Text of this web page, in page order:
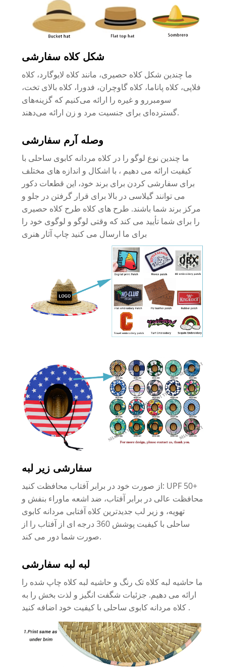
شکل کلاه سفارشی
ما چندین شکل کلاه حصیری، مانند کلاه لایوگارد، کلاه
فلاپی، کلاه پاناما، کلاه گاوچران، فدورا، کلاه بالای تخت،
سومبررو و غیره را ارائه می‌کنیم که گزینه‌های
گسترده‌ای برای جنسیت مرد و زن ارائه می‌دهند.
وصله آرم سفارشی
ما چندین نوع لوگو را در کلاه مردانه کابوی ساحلی با
کیفیت ارائه می دهیم ، با اشکال و اندازه های مختلف
برای سفارشی کردن برای برند خود، این قطعات دکور
می توانند گیلاسی در بالا برای قرار گرفتن در جلو و
مرکز برند شما باشند. طرح های کلاه طرح کلاه حصیری
را برای شما تأیید می کند که وقتی لوگو و لوگوی خود را
برای ما ارسال می کنید چاپ آثار هنری
سفارشی زیر لبه
از صورت خود در برابر آفتاب محافظت کنید: UPF 50+
محافظت عالی در برابر آفتاب، ضد اشعه ماوراء بنفش و
تهویه، و زیر لب جدیدترین کلاه آفتابی مردانه کابوی
ساحلی با کیفیت پوشش 360 درجه ای از آفتاب را از
صورت شما دور می کند.
لبه لبه سفارشی
ما حاشیه لبه کلاه تک رنگ و حاشیه لبه کلاه چاپ شده را
ارائه می دهیم. جزئیات شگفت انگیز و لذت بخش را به
کلاه مردانه کابوی ساحلی با کیفیت خود اضافه کنید .